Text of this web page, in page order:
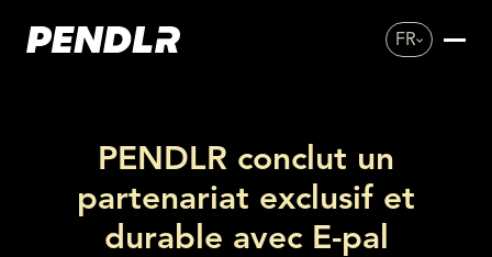
FR
PENDLR conclut un
partenariat exclusif et
durable avec E-pal